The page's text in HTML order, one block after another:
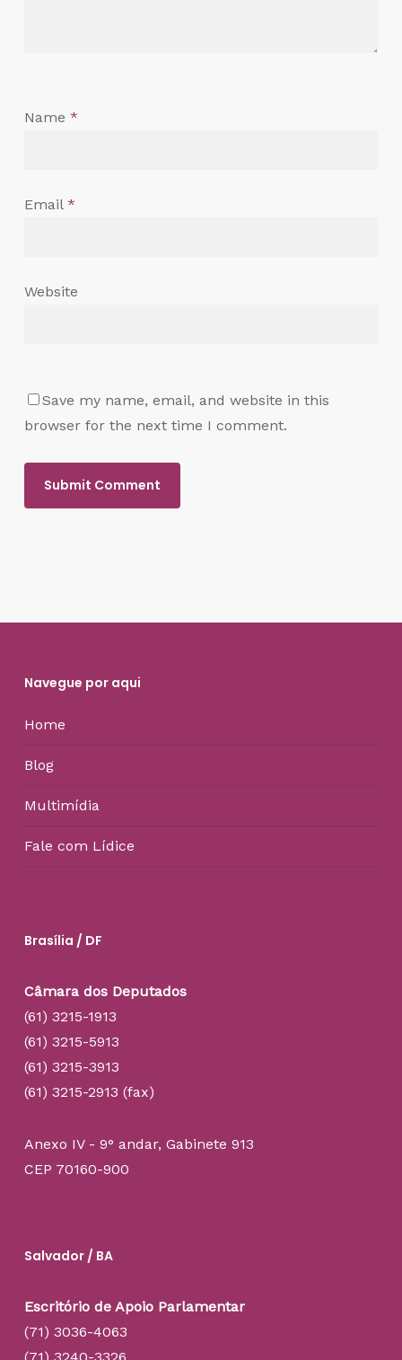
Name *
Email *
Website
Save my name, email, and website in this
browser for the next time I comment.
Navegue por aqui
Home
Blog
Multimídia
Fale com Lídice
Brasília / DF
Câmara dos Deputados
(61) 3215-1913
(61) 3215-5913
(61) 3215-3913
(61) 3215-2913 (fax)
Anexo IV - 9° andar, Gabinete 913
CEP 70160-900
Salvador / BA
Escritório de Apoio Parlamentar
(71) 3036-4063